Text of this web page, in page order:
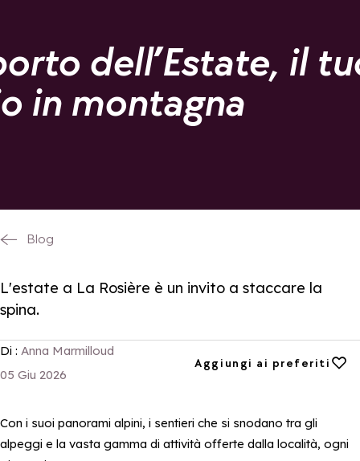
dell’Estate, il
in montagna
Blog
L'estate a La Rosière è un invito a staccare la
spina.
Di : Anna Marmilloud
05 Giu 2026
Aggiungi ai preferiti
Aggiungi ai preferiti
Con i suoi panorami alpini, i sentieri che si snodano tra gli
alpeggi e la vasta gamma di attività offerte dalla località, ogni